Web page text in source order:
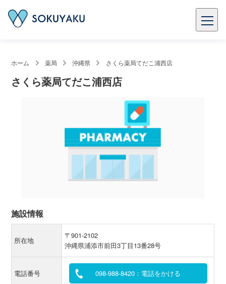
ホーム 薬局 沖縄県 さくら薬局てだこ浦西店
さくら薬局てだこ浦西店
施設情報
所在地
〒901-2102
沖縄県浦添市前田3丁目13番28号
電話番号 098-988-8420：電話をかける